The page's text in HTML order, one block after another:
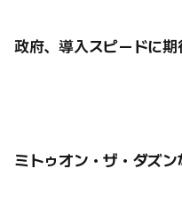
政府、導入スピードに期
ミトゥオン・ザ・ダズン